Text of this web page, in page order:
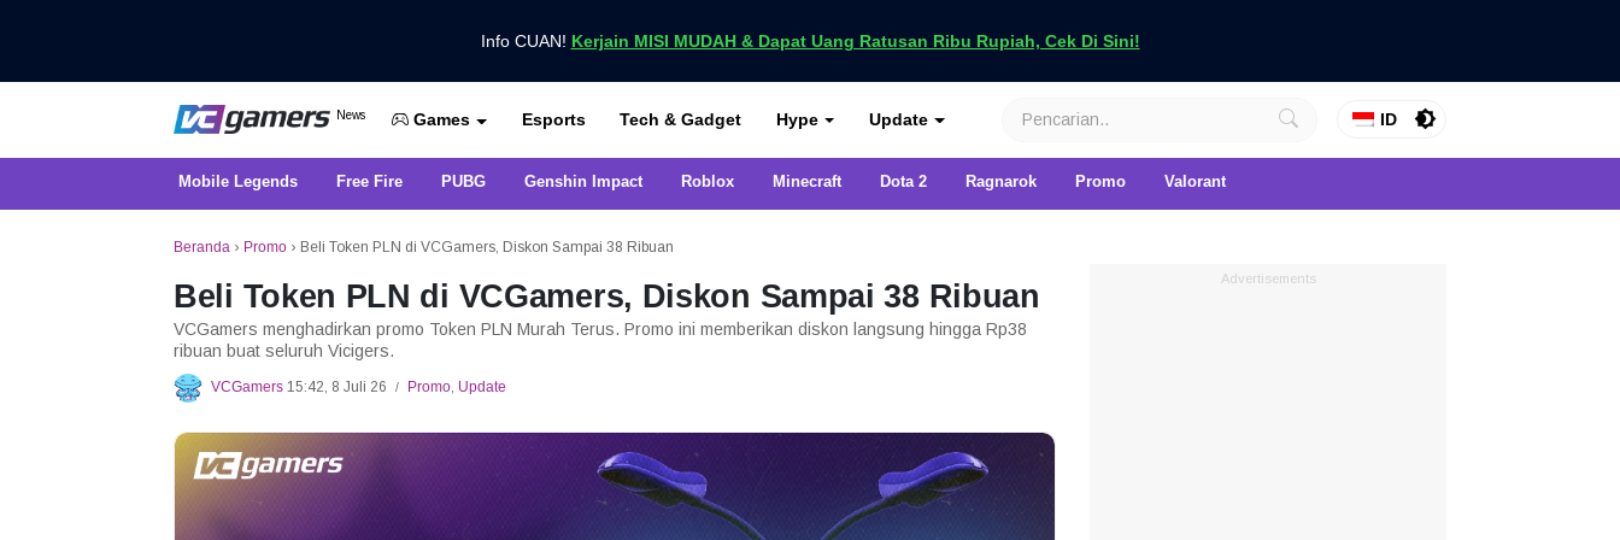
Info CUAN! Kerjain MISI MUDAH & Dapat Uang Ratusan Ribu Rupiah, Cek Di Sini!
VCGamers News
News
Dapatkan Berita Games Terbaru Hanya di VCGamers
Games Esports Tech & Gadget Hype Update ID
Mobile Legends Free Fire PUBG Genshin Impact Roblox Minecraft Dota 2 Ragnarok Promo Valorant
Beranda › Promo › Beli Token PLN di VCGamers, Diskon Sampai 38 Ribuan
Beli Token PLN di VCGamers, Diskon Sampai 38 Ribuan
VCGamers menghadirkan promo Token PLN Murah Terus. Promo ini memberikan diskon langsung hingga Rp38
ribuan buat seluruh Vicigers.
VCGamers 15:42, 8 Juli 26 / Promo, Update
Advertisements